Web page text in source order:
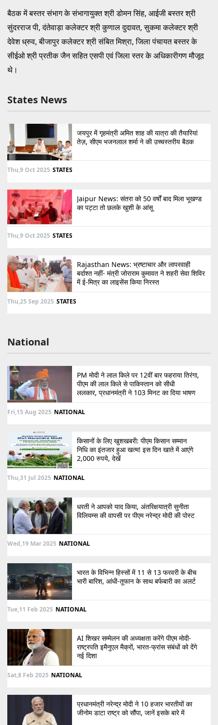
बैठक में बस्तर संभाग के संभागायुक्त श्री डोमन सिंह, आईजी बस्तर श्री
सुंदरराज पी, दंतेवाड़ा कलेक्टर श्री कुणाल दुदावत, सुकमा कलेक्टर श्री
देवेश ध्रुव, बीजापुर कलेक्टर श्री संबित मिश्रा, जिला पंचायत बस्तर के
सीईओ श्री प्रतीक जैन सहित एसपी एवं जिला स्तर के अधिकारीगण मौजूद
थे।
States News
जयपुर में गृहमंत्री अमित शाह की यात्रा की तैयारियां
तेज़, सीएम भजनलाल शर्मा ने की उच्चस्तरीय बैठक
Thu,9 Oct 2025 STATES
Jaipur News: संतरा को 50 वर्षों बाद मिला भूखण्ड
का पट्टा तो छलके खुशी के आंसू
Thu,9 Oct 2025 STATES
Rajasthan News: भ्रष्टाचार और लापरवाही
बर्दाश्त नहीं- मंत्री जोराराम कुमावत ने शहरी सेवा शिविर
में ई-मित्र का लाइसेंस किया निरस्त
Thu,25 Sep 2025 STATES
National
PM मोदी ने लाल किले पर 12वीं बार फहराया तिरंगा,
पीएम की लाल किले से पाकिस्तान को सीधी
ललकार, प्रधानमंत्री ने 103 मिनट का दिया भाषण
Fri,15 Aug 2025 NATIONAL
किसानों के लिए खुशखबरी: पीएम किसान सम्मान
निधि का इंतजार हुआ खत्म! इस दिन खाते में आएंगे
2,000 रुपये, देखें
Thu,31 Jul 2025 NATIONAL
धरती ने आपको याद किया, अंतरिक्षयात्री सुनीता
विलियम्स की वापसी पर पीएम नरेन्द्र मोदी की पोस्ट
Wed,19 Mar 2025 NATIONAL
भारत के विभिन्न हिस्सों में 11 से 13 फरवरी के बीच
भारी बारिश, आंधी-तूफान के साथ बर्फबारी का अलर्ट
Tue,11 Feb 2025 NATIONAL
AI शिखर सम्मेलन की अध्यक्षता करेंगे पीएम मोदी-
राष्ट्रपति इमैनुएल मैक्रों, भारत-फ्रांस संबंधों को देंगे
नई दिशा
Sat,8 Feb 2025 NATIONAL
प्रधानमंत्री नरेन्द्र मोदी ने 10 हजार भारतीयों का
जीनोम डाटा राष्ट्र को सौंपा, जानें इसके बारे में